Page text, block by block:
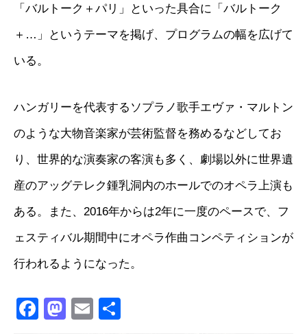
「バルトーク＋パリ」といった具合に「バルトーク
＋…」というテーマを掲げ、プログラムの幅を広げて
いる。
ハンガリーを代表するソプラノ歌手エヴァ・マルトン
のような大物音楽家が芸術監督を務めるなどしてお
り、世界的な演奏家の客演も多く、劇場以外に世界遺
産のアッグテレク鍾乳洞内のホールでのオペラ上演も
ある。また、2016年からは2年に一度のペースで、フ
ェスティバル期間中にオペラ作曲コンペティションが
行われるようになった。
Facebook
Mastodon
Email